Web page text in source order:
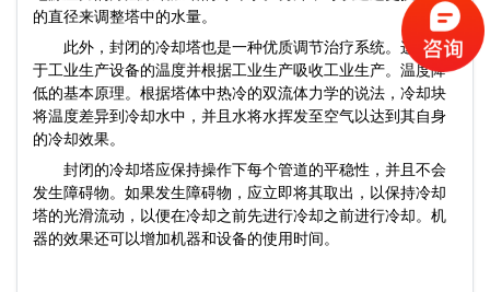
的直径来调整塔中的水量。
此外，封闭的冷却塔也是一种优质调节治疗系统。这取决
于工业生产设备的温度并根据工业生产吸收工业生产。温度降
低的基本原理。根据塔体中热冷的双流体力学的说法，冷却块
将温度差异到冷却水中，并且水将水挥发至空气以达到其自身
的冷却效果。
封闭的冷却塔应保持操作下每个管道的平稳性，并且不会
发生障碍物。如果发生障碍物，应立即将其取出，以保持冷却
塔的光滑流动，以便在冷却之前先进行冷却之前进行冷却。机
器的效果还可以增加机器和设备的使用时间。